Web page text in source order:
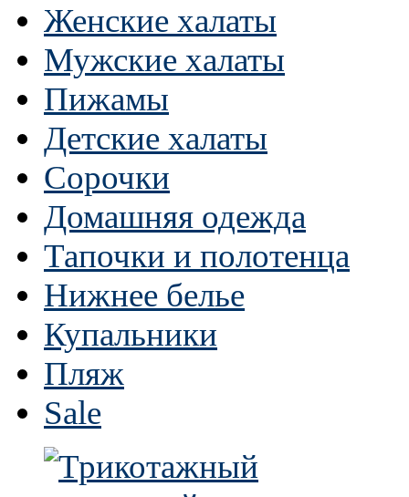
Женские халаты
Мужские халаты
Пижамы
Детские халаты
Сорочки
Домашняя одежда
Тапочки и полотенца
Нижнее белье
Купальники
Пляж
Sale